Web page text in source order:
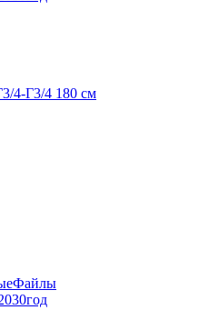
4-Г3/4 180 см